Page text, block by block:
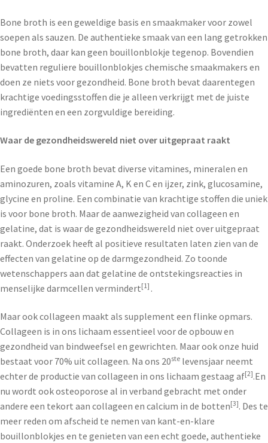
Bone broth is een geweldige basis en smaakmaker voor zowel
soepen als sauzen. De authentieke smaak van een lang getrokken
bone broth, daar kan geen bouillonblokje tegenop. Bovendien
bevatten reguliere bouillonblokjes chemische smaakmakers en
doen ze niets voor gezondheid. Bone broth bevat daarentegen
krachtige voedingsstoffen die je alleen verkrijgt met de juiste
ingrediënten en een zorgvuldige bereiding.
Waar de gezondheidswereld niet over uitgepraat raakt
Een goede bone broth bevat diverse vitamines, mineralen en
aminozuren, zoals vitamine A, K en C en ijzer, zink, glucosamine,
glycine en proline. Een combinatie van krachtige stoffen die uniek
is voor bone broth. Maar de aanwezigheid van collageen en
gelatine, dat is waar de gezondheidswereld niet over uitgepraat
raakt. Onderzoek heeft al positieve resultaten laten zien van de
effecten van gelatine op de darmgezondheid. Zo toonde
wetenschappers aan dat gelatine de ontstekingsreacties in
menselijke darmcellen vermindert[1] .
Maar ook collageen maakt als supplement een flinke opmars.
Collageen is in ons lichaam essentieel voor de opbouw en
gezondheid van bindweefsel en gewrichten. Maar ook onze huid
bestaat voor 70% uit collageen. Na ons 20ste levensjaar neemt
echter de productie van collageen in ons lichaam gestaag af[2].En
nu wordt ook osteoporose al in verband gebracht met onder
andere een tekort aan collageen en calcium in de botten[3]. Des te
meer reden om afscheid te nemen van kant-en-klare
bouillonblokjes en te genieten van een echt goede, authentieke